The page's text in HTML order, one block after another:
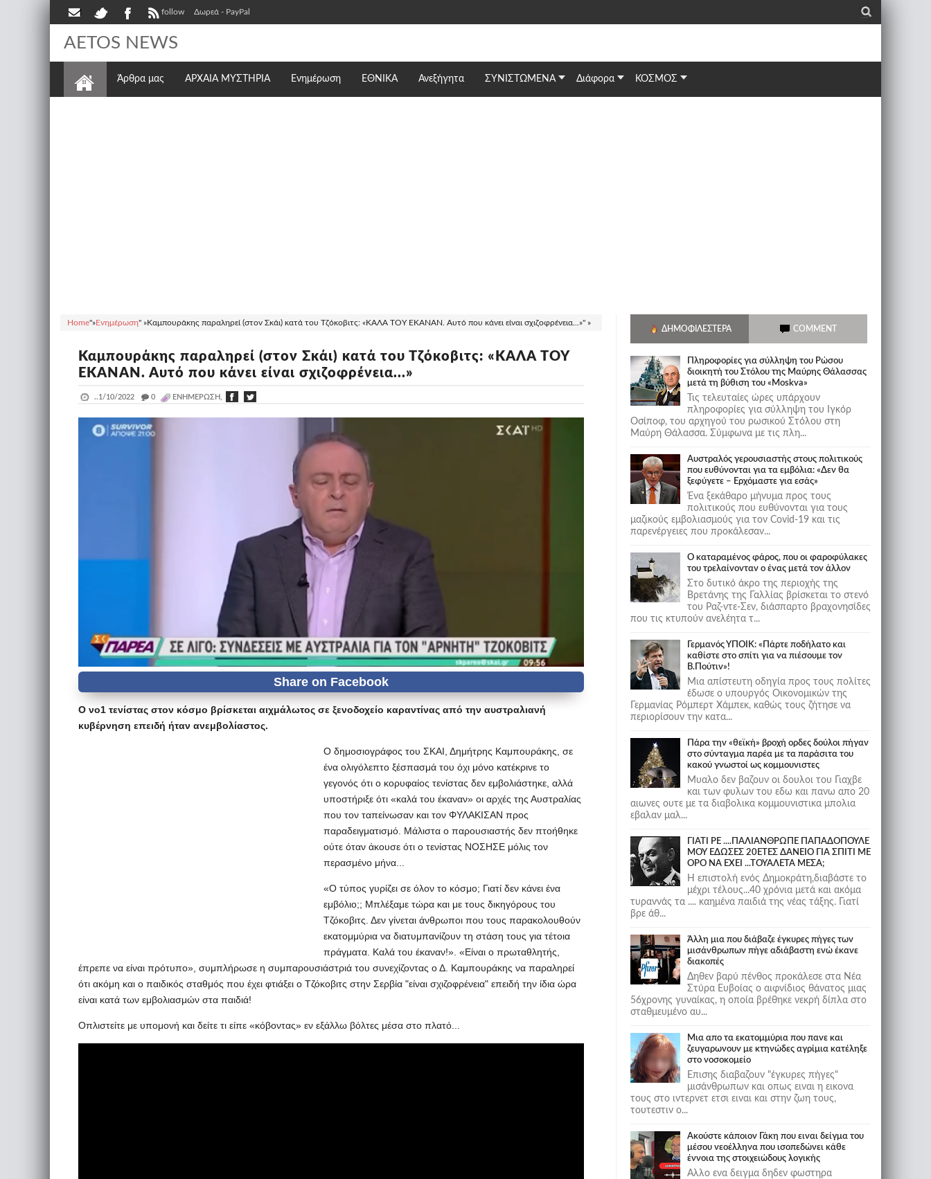
follow Δωρεά - PayPal _
AETOS NEWS
Άρθρα μας ΑΡΧΑΙΑ ΜΥΣΤΗΡΙΑ Ενημέρωση ΕΘΝΙΚΆ Ανεξήγητα ΣΥΝΙΣΤΩΜΕΝΑ Διάφορα ΚΟΣΜΟΣ
Home"»Ενημέρωση" »Καμπουράκης παραληρεί (στον Σκάι) κατά του Τζόκοβιτς: «ΚΑΛΑ ΤΟΥ ΕΚΑΝΑΝ. Αυτό που κάνει είναι σχιζοφρένεια...»" »
Καμπουράκης παραληρεί (στον Σκάι) κατά του Τζόκοβιτς: «ΚΑΛΑ ΤΟΥ
ΕΚΑΝΑΝ. Αυτό που κάνει είναι σχιζοφρένεια...»
..1/10/2022 _ 0 ΕΝΗΜΈΡΩΣΗ,
Ο νο1 τενίστας στον κόσμο βρίσκεται αιχμάλωτος σε ξενοδοχείο καραντίνας από την αυστραλιανή
κυβέρνηση επειδή ήταν ανεμβολίαστος.
Ο δημοσιογράφος του ΣΚΑΙ, Δημήτρης Καμπουράκης, σε
ένα ολιγόλεπτο ξέσπασμά του όχι μόνο κατέκρινε το
γεγονός ότι ο κορυφαίος τενίστας δεν εμβολιάστηκε, αλλά
υποστήριξε ότι «καλά του έκαναν» οι αρχές της Αυστραλίας
που τον ταπείνωσαν και τον ΦΥΛΑΚΙΣΑΝ προς
παραδειγματισμό. Μάλιστα ο παρουσιαστής δεν πτοήθηκε
ούτε όταν άκουσε ότι ο τενίστας ΝΟΣΗΣΕ μόλις τον
περασμένο μήνα...
«Ο τύπος γυρίζει σε όλον το κόσμο; Γιατί δεν κάνει ένα
εμβόλιο;; Mπλέξαμε τώρα και με τους δικηγόρους του
Τζόκοβιτς. Δεν γίνεται άνθρωποι που τους παρακολουθούν
εκατομμύρια να διατυμπανίζουν τη στάση τους για τέτοια
πράγματα. Καλά του έκαναν!». «Είναι ο πρωταθλητής,
έπρεπε να είναι πρότυπο», συμπλήρωσε η συμπαρουσιάστριά του συνεχίζοντας ο Δ. Καμπουράκης να παραληρεί
ότι ακόμη και ο παιδικός σταθμός που έχει φτιάξει ο Τζόκοβιτς στην Σερβία "είναι σχιζοφρένεια" επειδή την ίδια ώρα
είναι κατά των εμβολιασμών στα παιδιά!
Οπλιστείτε με υπομονή και δείτε τι είπε «κόβοντας» εν εξάλλω βόλτες μέσα στο πλατό...
ΔΗΜΟΦΙΛΈΣΤΕΡΑ COMMENT
Πληροφορίες για σύλληψη του Ρώσου
διοικητή του Στόλου της Mαύρης Θάλασσας
μετά τη βύθιση του «Moskva»
Τις τελευταίες ώρες υπάρχουν
πληροφορίες για σύλληψη του Ιγκόρ
Οσίποφ, του αρχηγού του ρωσικού Στόλου στη
Μαύρη Θάλασσα. Σύμφωνα με τις πλη...
Αυστραλός γερουσιαστής στους πολιτικούς
που ευθύνονται για τα εμβόλια: «Δεν θα
ξεφύγετε – Ερχόμαστε για εσάς»
Ένα ξεκάθαρο μήνυμα προς τους
πολιτικούς που ευθύνονται για τους
μαζικούς εμβολιασμούς για τον Covid-19 και τις
παρενέργειες που προκάλεσαν...
Ο καταραμένος φάρος, που οι φαροφύλακες
του τρελαίνονταν ο ένας μετά τον άλλον
Στο δυτικό άκρο της περιοχής της
Βρετάνης της Γαλλίας βρίσκεται το στενό
του Ραζ-ντε-Σεν, διάσπαρτο βραχονησίδες
που τις κτυπούν ανελέητα τ...
Γερμανός ΥΠΟΙΚ: «Πάρτε ποδήλατο και
καθίστε στο σπίτι για να πιέσουμε τον
Β.Πούτιν»!
Μια απίστευτη οδηγία προς τους πολίτες
έδωσε ο υπουργός Οικονομικών της
Γερμανίας Ρόμπερτ Χάμπεκ, καθώς τους ζήτησε να
περιορίσουν την κατα...
Πάρα την «θεϊκή» βροχή ορδες δούλοι πήγαν
στο σύνταγμα παρέα με τα παράσιτα του
κακού γνωστοί ως κομμουνιστες
Μυαλο δεν βαζουν οι δουλοι του Γιαχβε
και των φυλων του εδω και πανω απο 20
αιωνες ουτε με τα διαβολικα κομμουνιστικα μπολια
εβαλαν μαλ...
ΓΙΑΤΙ ΡΕ ....ΠΑΛΙΑΝΘΡΩΠΕ ΠΑΠΑΔΟΠΟΥΛΕ
ΜΟΥ ΕΔΩΣΕΣ 20ΕΤΕΣ ΔΑΝΕΙΟ ΓΙΑ ΣΠΙΤΙ ΜΕ
ΟΡΟ ΝΑ ΕΧΕΙ ...ΤΟΥΑΛΕΤΑ ΜΕΣΑ;
Η επιστολή ενός Δημοκράτη,διαβάστε το
μέχρι τέλους...40 χρόνια μετά και ακόμα
τυραννάς τα .... καημένα παιδιά της νέας τάξης. Γιατί
βρε άθ...
Άλλη μια που διάβαζε έγκυρες πήγες των
μισάνθρωπων πήγε αδιάβαστη ενώ έκανε
διακοπές
Δηθεν βαρύ πένθος προκάλεσε στα Νέα
Στύρα Ευβοίας ο αιφνίδιος θάνατος μιας
56χρονης γυναίκας, η οποία βρέθηκε νεκρή δίπλα στο
σταθμευμένο αυ...
Μια απο τα εκατομμύρια που πανε και
ζευγαρωνουν με κτηνώδες αγρίμια κατέληξε
στο νοσοκομείο
Επισης διαβαζουν "έγκυρες πήγες"
μισάνθρωπων και οπως ειναι η εικονα
τους στο ιντερνετ ετσι ειναι και στην ζωη τους,
τουτεστιν ο...
Ακούστε κάποιον Γάκη που ειναι δείγμα του
μέσου νεοέλληνα που ισοπεδώνει κάθε
έννοια της στοιχειώδους λογικής
Αλλο ενα δειγμα δηδεν φωστηρα